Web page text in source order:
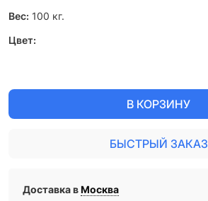
Вес: 100 кг.
Цвет:
В КОРЗИНУ
БЫСТРЫЙ ЗАКАЗ
Доставка вМосква